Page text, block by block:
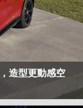
造型更動感空